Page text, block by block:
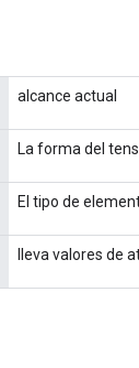
alcance actual
La forma del
El tipo de
lleva valores de